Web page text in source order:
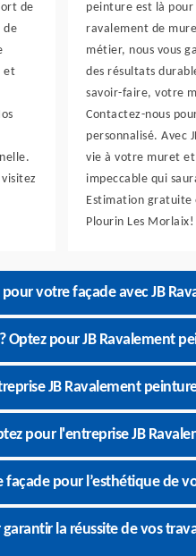
de
de
et
peinture est là
ravalement de
métier, nous vous
des résultats
savoir-faire, votre
Contactez-nous
personnalisé. Avec
vie à votre muret
impeccable qui
Estimation
Plourin Les Morlaix!
votre façade avec JB
Optez pour JB Ravalement
JB Ravalement
pour l'entreprise JB
façade pour l’esthétique de
la réussite de vos